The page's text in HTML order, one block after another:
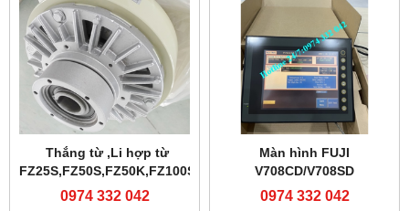
Thắng từ ,Li hợp từ
FZ25S,FZ50S,FZ50K,FZ100S
0974 332 042
Màn hình FUJI
V708CD/V708SD
0974 332 042